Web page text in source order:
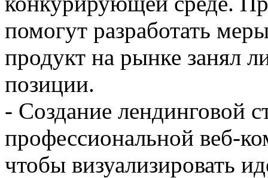
помогут разработать
продукт на рынке занял
позиции.
- Создание лендинговой
профессиональной веб-
чтобы визуализировать